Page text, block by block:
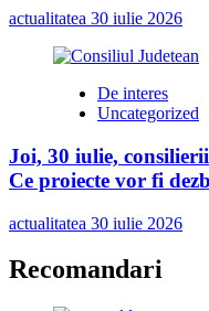
actualitatea 30 iulie 2026
De interes
Uncategorized
Joi, 30 iulie,
Ce proiecte vor fi
actualitatea 30 iulie 2026
Recomandari